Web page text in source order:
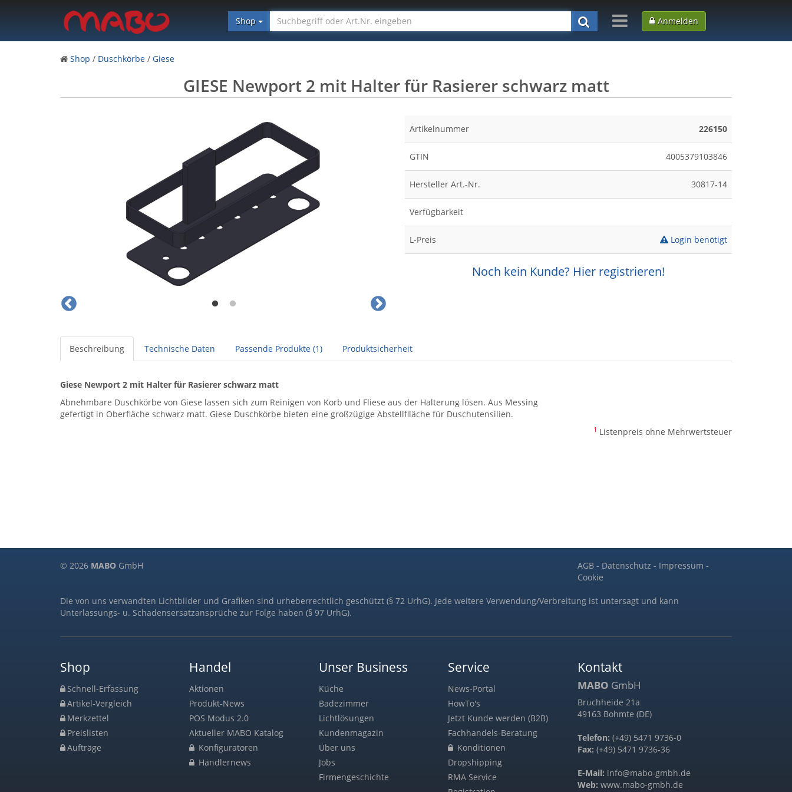
Shop Anmelden
Shop / Duschkörbe / Giese
GIESE Newport 2 mit Halter für Rasierer schwarz matt
Artikelnummer 226150
GTIN 4005379103846
Hersteller Art.-Nr. 30817-14
Verfügbarkeit
L-Preis Login benötigt
Noch kein Kunde? Hier registrieren!
Beschreibung Technische Daten Passende Produkte (1) Produktsicherheit
Giese Newport 2 mit Halter für Rasierer schwarz matt
Abnehmbare Duschkörbe von Giese lassen sich zum Reinigen von Korb und Fliese aus der Halterung lösen. Aus Messing
gefertigt in Oberfläche schwarz matt. Giese Duschkörbe bieten eine großzügige Abstellflläche für Duschutensilien.
1 Listenpreis ohne Mehrwertsteuer
© 2026 MABO GmbH AGB- Datenschutz - Impressum -
Cookie
Die von uns verwandten Lichtbilder und Grafiken sind urheberrechtlich geschützt (§ 72 UrhG). Jede weitere Verwendung/Verbreitung ist untersagt und kann
Unterlassungs- u. Schadensersatzansprüche zur Folge haben (§ 97 UrhG).
Shop
Schnell-Erfassung
Artikel-Vergleich
Merkzettel
Preislisten
Aufträge
Handel
Aktionen
Produkt-News
POS Modus 2.0
Aktueller MABO Katalog
Konfiguratoren
Händlernews
Unser Business
Küche
Badezimmer
Lichtlösungen
Kundenmagazin
Über uns
Jobs
Firmengeschichte
Service
News-Portal
HowTo's
Jetzt Kunde werden (B2B)
Fachhandels-Beratung
Konditionen
Dropshipping
RMA Service
Kontakt
MABO GmbH
Bruchheide 21a
49163 Bohmte (DE)
Telefon: (+49) 5471 9736-0
Fax: (+49) 5471 9736-36
E-Mail: info@mabo-gmbh.de
Web: www.mabo-gmbh.de